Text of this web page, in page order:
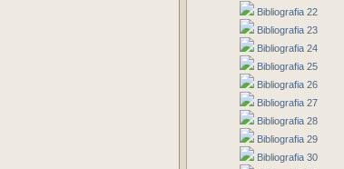
Bibliografia 22
Bibliografia 23
Bibliografia 24
Bibliografia 25
Bibliografia 26
Bibliografia 27
Bibliografia 28
Bibliografia 29
Bibliografia 30